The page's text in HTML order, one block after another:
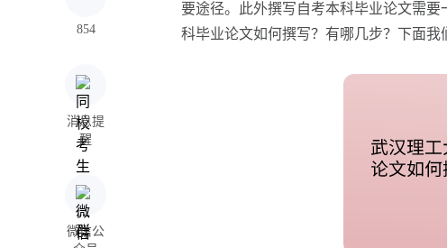
854
消息提
醒
微信公
要途径。此外撰写自考本科毕业论文需要
科毕业论文如何撰写？有哪几步？下面我